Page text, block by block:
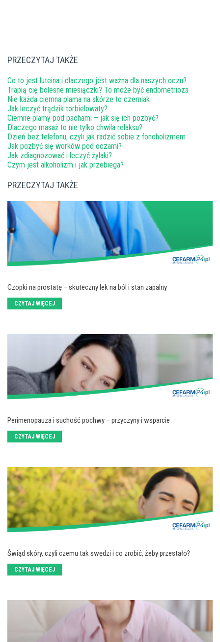
PRZECZYTAJ TAKŻE
Co to jest luteina i dlaczego jest ważna dla naszych oczu?
Trapią cię bolesne miesiączki? To może być endometrioza
Nie każda ciemna plama na skórze to czerniak
Jak leczyć trądzik torbielowaty?
Ciemne plamy pod pachami – jak się ich pozbyć?
Dlaczego masaż to nie tylko chwila relaksu?
Dzień bez telefonu, czyli jak radzić sobie z fonoholizmem
Jak pozbyć się worków pod oczami?
Jak zdiagnozować i leczyć żylaki?
Czym jest alkoholizm i jak przebiega?
PRZECZYTAJ TAKŻE
Czopki na prostatę – skuteczny lek na ból i stan zapalny
CZYTAJ WIĘCEJ
Perimenopauza i suchość pochwy – przyczyny i wsparcie
CZYTAJ WIĘCEJ
Świąd skóry, czyli czemu tak swędzi i co zrobić, żeby przestało?
CZYTAJ WIĘCEJ